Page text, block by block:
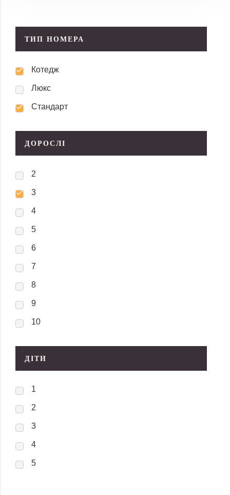
ТИП НОМЕРА
Котедж
Люкс
Стандарт
ДОРОСЛІ
2
3
4
5
6
7
8
9
10
ДІТИ
1
2
3
4
5